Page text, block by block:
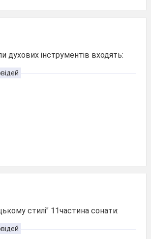
духових інструментів входять:
стилі" 11частина сонати: